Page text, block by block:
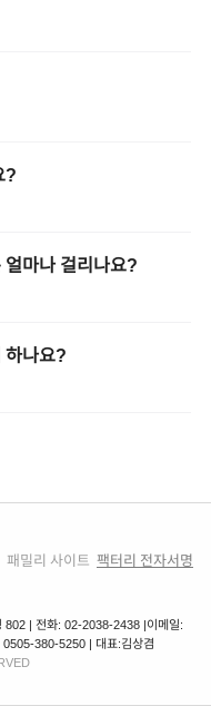
?
마나 걸리나요?
하나요?
패밀리 사이트 팩터리 전자서명
802 | 전화: 02-2038-2438 |이메일:
380-5250 | 대표:김상겸